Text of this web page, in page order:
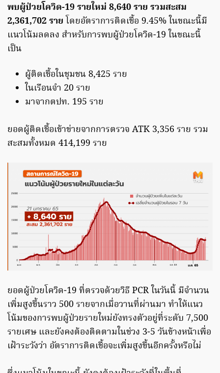
พบผู้ป่วยโควิด-19 รายใหม่ 8,640 ราย รวมสะสม
2,361,702 ราย โดยอัตราการติดเชื้อ 9.45% ในขณะนี้มี
แนวโน้มลดลง สำหรับการพบผู้ป่วยโควิด-19 ในขณะนี้
เป็น
ผู้ติดเชื้อในชุมชน 8,425 ราย
ในเรือนจำ 20 ราย
มาจากตปท. 195 ราย
ยอดผู้ติดเชื้อเข้าข่ายจากการตรวจ ATK 3,356 ราย รวม
สะสมทั้งหมด 414,199 ราย
ยอดผู้ป่วยโควิด-19 ที่ตรวจด้วยวิธี PCR ในวันนี้ มีจำนวน
เพิ่มสูงขึ้นราว 500 รายจากเมื่อวานที่ผ่านมา ทำให้แนว
โน้มของการพบผู้ป่วยรายใหม่ยังทรงตัวอยู่ที่ระดับ 7,500
รายเศษ และยังคงต้องติดตามในช่วง 3-5 วันข้างหน้าเพื่อ
เฝ้าระวังว่า อัตราการติดเชื้อจะเพิ่มสูงขึ้นอีกครั้งหรือไม่